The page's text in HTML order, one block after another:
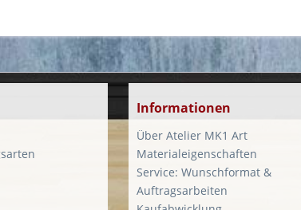
Informationen
Über Atelier MK1 Art
Materialeigenschaften
Service: Wunschformat &
Auftragsarbeiten